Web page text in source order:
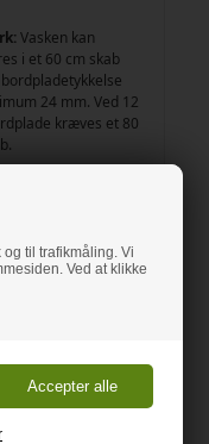
til trafikmåling. Vi
Ved at klikke
Vasken kan
i et 60 cm skab
24 mm. Ved 12
kræves et 80